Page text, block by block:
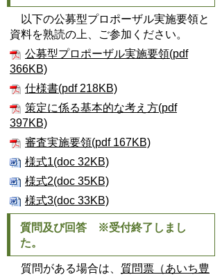
以下の公募型プロポーザル実施要領と
資料を熟読の上、ご参加ください。
公募型プロポーザル実施要領(pdf
366KB)
仕様書(pdf 218KB)
策定に係る基本的な考え方(pdf
397KB)
審査実施要領(pdf 167KB)
様式1(doc 32KB)
様式2(doc 35KB)
様式3(doc 33KB)
質問及び回答 ※受付終了しまし
た。
質問がある場合は、 質問票（あいち豊